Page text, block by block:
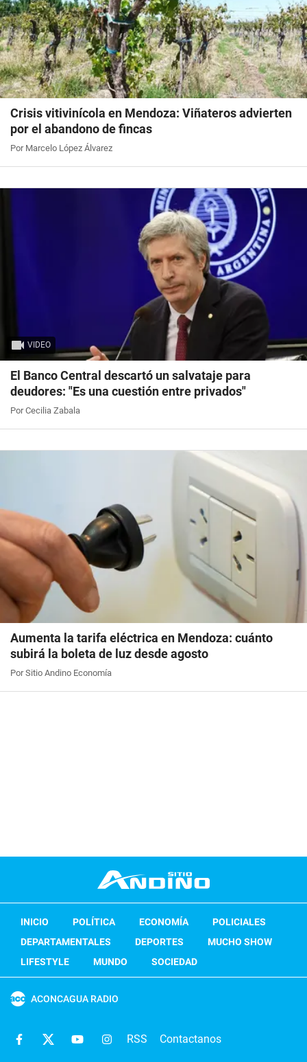
Crisis vitivinícola en Mendoza: Viñateros advierten
por el abandono de fincas
Por Marcelo López Álvarez
VIDEO
El Banco Central descartó un salvataje para
deudores: "Es una cuestión entre privados"
Por Cecilia Zabala
Aumenta la tarifa eléctrica en Mendoza: cuánto
subirá la boleta de luz desde agosto
Por Sitio Andino Economía
INICIO POLÍTICA ECONOMÍA
POLICIALES
DEPARTAMENTALES
DEPORTES
MUCHO SHOW
LIFESTYLE
MUNDO SOCIEDAD
ACONCAGUA RADIO
RSS Contactanos